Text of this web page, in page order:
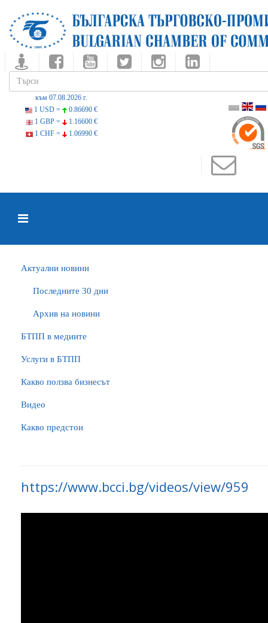
към 07.08.2026 г.
1 USD =
0.86690 €
1 GBP =
1.16600 €
1 CHF =
1.06990 €
Актуални новини
Последните 30 дни
Архив на новини
БTПП в медиите
Услуги в БТПП
Какво ползва бизнесът
Видео
Какво предстои
https://www.bcci.bg/videos/view/959